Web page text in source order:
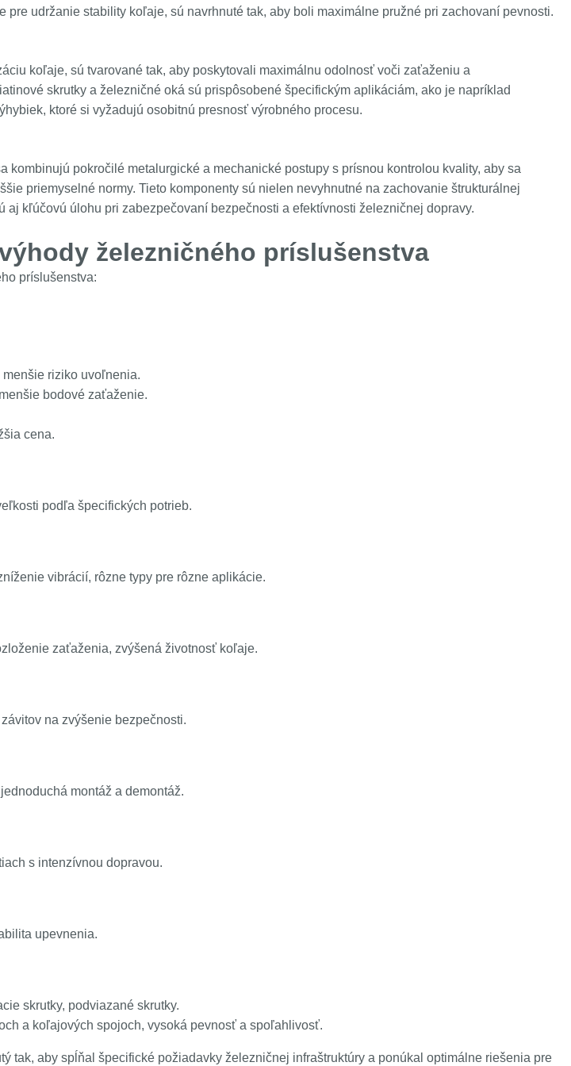
pre udržanie stability koľaje, sú navrhnuté tak, aby boli maximálne pružné pri zachovaní pevnosti.
koľaje, sú tvarované tak, aby poskytovali maximálnu odolnosť voči zaťaženiu a
skrutky a železničné oká sú prispôsobené špecifickým aplikáciám, ako je napríklad
ktoré si vyžadujú osobitnú presnosť výrobného procesu.
kombinujú pokročilé metalurgické a mechanické postupy s prísnou kontrolou kvality, aby sa
priemyselné normy. Tieto komponenty sú nielen nevyhnutné na zachovanie štrukturálnej
aj kľúčovú úlohu pri zabezpečovaní bezpečnosti a efektívnosti železničnej dopravy.
železničného príslušenstva
príslušenstva:
riziko uvoľnenia.
bodové zaťaženie.
cena.
podľa špecifických potrieb.
vibrácií, rôzne typy pre rôzne aplikácie.
zaťaženia, zvýšená životnosť koľaje.
na zvýšenie bezpečnosti.
montáž a demontáž.
s intenzívnou dopravou.
upevnenia.
skrutky, podviazané skrutky.
a koľajových spojoch, vysoká pevnosť a spoľahlivosť.
tak, aby spĺňal špecifické požiadavky železničnej infraštruktúry a ponúkal optimálne riešenia pre